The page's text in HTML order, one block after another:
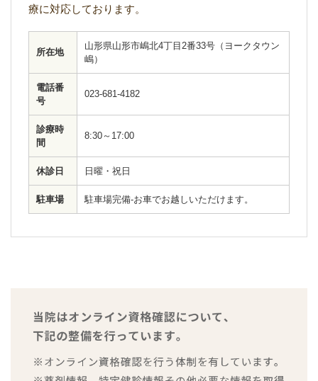
療に対応しております。
所在地
山形県山形市嶋北4丁目2番33号（ヨークタウン
嶋）
電話番
号
023-681-4182
診療時
間
8:30～17:00
休診日 日曜・祝日
駐車場 駐車場完備-お車でお越しいただけます。